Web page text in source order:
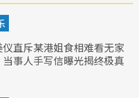
仪直斥某港姐食相难看无家
当事人手写信曝光揭终极真